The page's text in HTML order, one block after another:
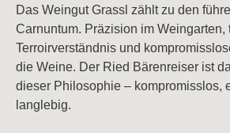
Das Weingut Grassl zählt zu den
Carnuntum. Präzision im Weingarten,
Terroirverständnis und
die Weine. Der Ried Bärenreiser ist
dieser Philosophie – kompromisslos,
langlebig.